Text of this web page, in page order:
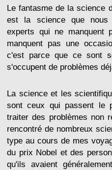
Le fantasme de la science
est la science que nous
experts qui ne manquent
manquent pas une
c'est parce que ce sont
s'occupent de problèmes
La science et les
sont ceux qui passent le
traiter des problèmes non
rencontré de nombreux
type au cours de mes
du prix Nobel et des
qu'ils avaient